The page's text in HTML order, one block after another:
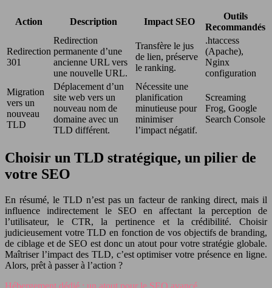
Action Description Impact SEO
Outils
Recommandés
Redirection
301
Redirection
permanente d’une
ancienne URL vers
une nouvelle URL.
Transfère le jus
de lien, préserve
le ranking.
.htaccess
(Apache),
Nginx
configuration
Migration
vers un
nouveau
TLD
Déplacement d’un
site web vers un
nouveau nom de
domaine avec un
TLD différent.
Nécessite une
planification
minutieuse pour
minimiser
l’impact négatif.
Screaming
Frog, Google
Search Console
Choisir un TLD stratégique, un pilier de
votre SEO
En résumé, le TLD n’est pas un facteur de ranking direct, mais il
influence indirectement le SEO en affectant la perception de
l’utilisateur, le CTR, la pertinence et la crédibilité. Choisir
judicieusement votre TLD en fonction de vos objectifs de branding,
de ciblage et de SEO est donc un atout pour votre stratégie globale.
Maîtriser l’impact des TLD, c’est optimiser votre présence en ligne.
Alors, prêt à passer à l’action ?